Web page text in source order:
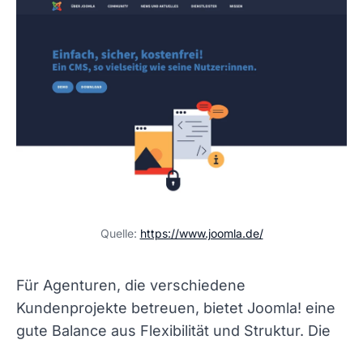
Quelle: https://www.joomla.de/
Für Agenturen, die verschiedene
Kundenprojekte betreuen, bietet Joomla! eine
gute Balance aus Flexibilität und Struktur. Die